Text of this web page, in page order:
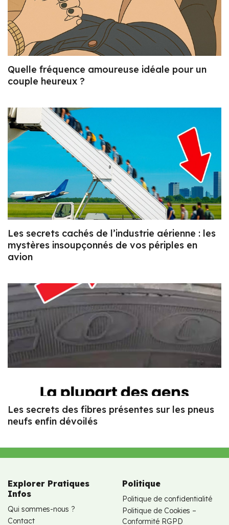
Quelle fréquence amoureuse idéale pour un
couple heureux ?
Les secrets cachés de l’industrie aérienne : les
mystères insoupçonnés de vos périples en
avion
Les secrets des fibres présentes sur les pneus
neufs enfin dévoilés
Explorer Pratiques
Infos
Qui sommes-nous ?
Contact
Politique
Politique de confidentialité
Politique de Cookies –
Conformité RGPD